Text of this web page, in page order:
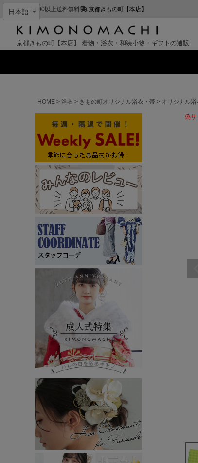
¥11,000以上送料無料 京都きもの町【本店】
京都きもの町【本店】 着物・浴衣・和装小物・ギフトの通販
HOME
浴衣 きもの町オリジナル浴衣・帯 オリジナル浴
偽サ